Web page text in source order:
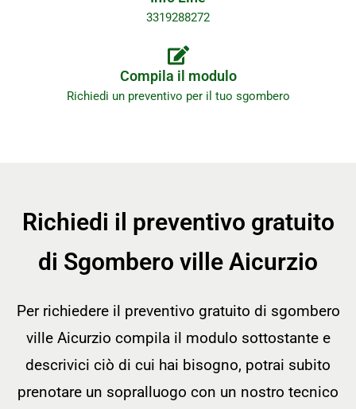
3319288272
Compila il modulo
Richiedi un preventivo per il tuo sgombero
Richiedi il preventivo gratuito
di Sgombero ville Aicurzio
Per richiedere il preventivo gratuito di sgombero
ville Aicurzio compila il modulo sottostante e
descrivici ciò di cui hai bisogno, potrai subito
prenotare un sopralluogo con un nostro tecnico